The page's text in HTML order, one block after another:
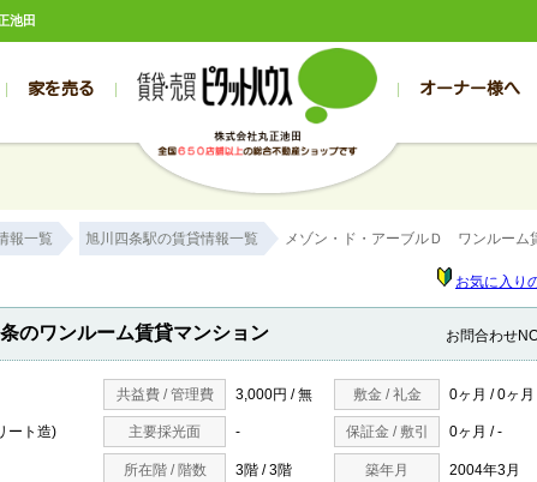
池田
帯広の売買物件一覧
帯広の新築一戸建て
帯広の中古マンション
帯広の1000万円以下
帯広の1000万～2000万円
帯広の賃貸物
帯広の賃貸ア
帯広の賃貸マ
帯広の賃貸事
旭川の売買物件一覧
旭川の新築一戸建て
旭川の中古マンション
旭川の1000万円以下
旭川の1000万～2000万円
旭川の賃貸物
旭川の賃貸ア
旭川の賃貸マ
旭川の賃貸事
家を売る オーナー様へ
スタッフブログ お客様の声
売却のお問合せ 入居者様専用（帯広店）
報一覧 旭川四条駅の賃貸情報一覧 メゾン・ド・アーブルＤ ワンルーム
お気に入り
のワンルーム賃貸マンション お問合わせ
共益費 / 管理費 3,000円 / 無 敷金 / 礼金 0ヶ月 / 0ヶ月
ート造) 主要採光面 - 保証金 / 敷引 0ヶ月 / -
所在階 / 階数 3階 / 3階 築年月 2004年3月